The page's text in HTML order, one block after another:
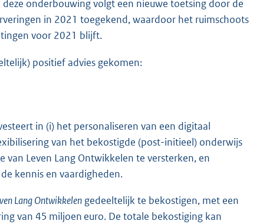
onderbouwing volgt een nieuwe toetsing door de
in 2021 toegekend, waardoor het ruimschoots
voor 2021 blijft.
positief advies gekomen:
in (i) het personaliseren van een digitaal
van het bekostigde (post-initieel) onderwijs
Leven Lang Ontwikkelen te versterken, en
kennis en vaardigheden.
Lang Ontwikkelen gedeeltelijk te bekostigen, met een
van 45 miljoen euro. De totale bekostiging kan